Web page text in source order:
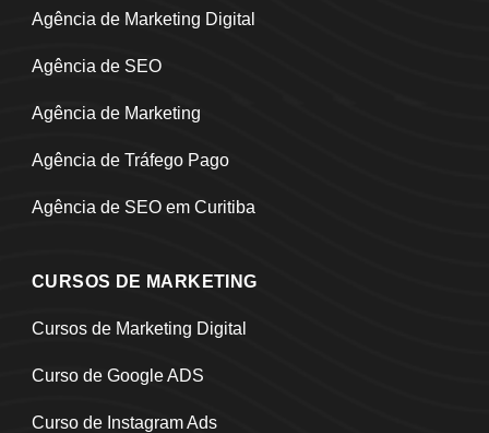
Agência de Marketing Digital
Agência de SEO
Agência de Marketing
Agência de Tráfego Pago
Agência de SEO em Curitiba
CURSOS DE MARKETING
Cursos de Marketing Digital
Curso de Google ADS
Curso de Instagram Ads